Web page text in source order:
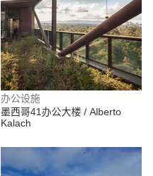
办公设施
墨西哥41办公大楼 / Alberto
Kalach